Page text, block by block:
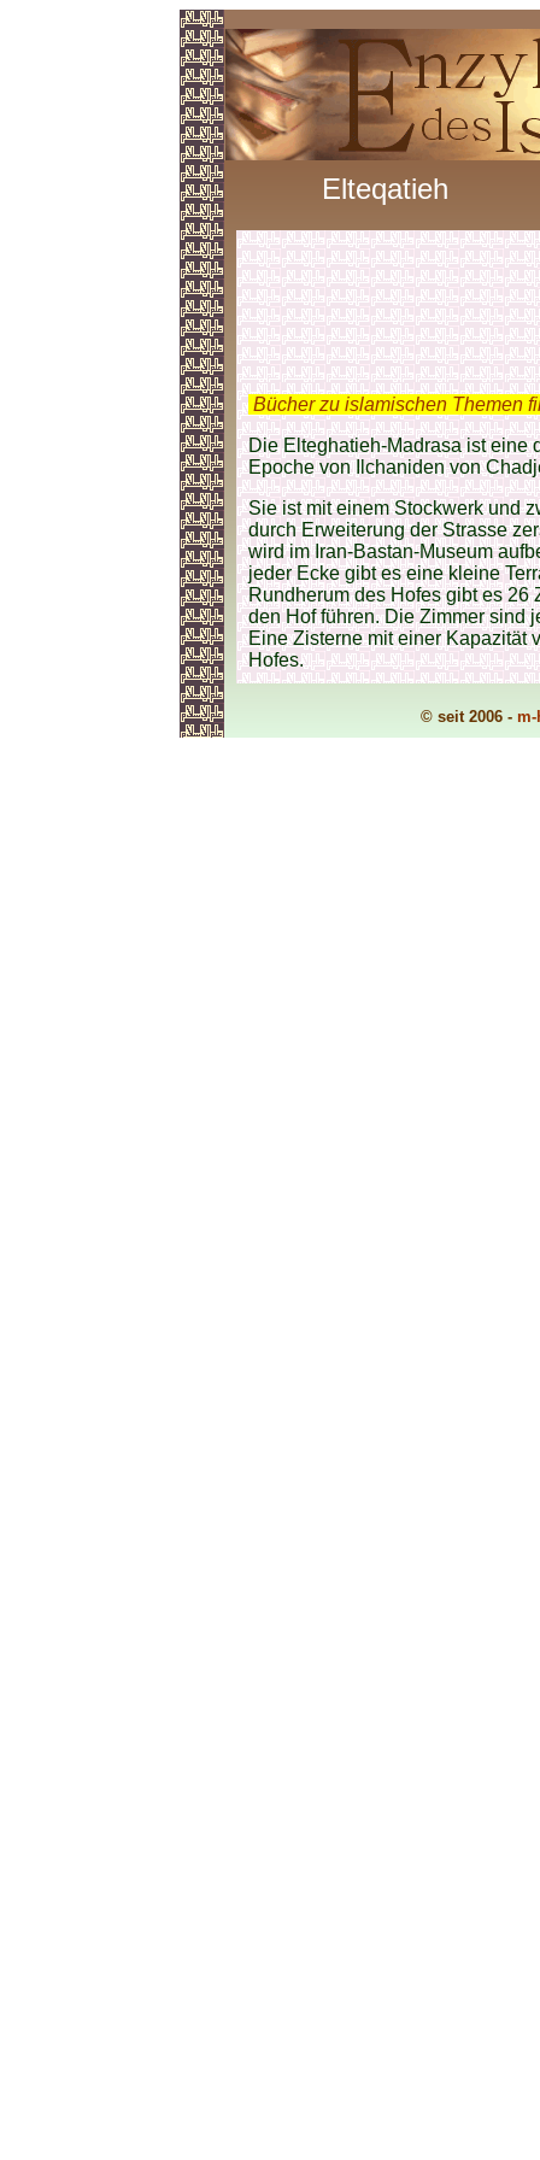
Elteqatieh
Bücher zu islamischen Themen
Die Elteghatieh-Madrasa ist eine
Epoche von Ilchaniden von
Sie ist mit einem Stockwerk und
durch Erweiterung der Strasse
wird im Iran-Bastan-Museum
jeder Ecke gibt es eine kleine
Rundherum des Hofes gibt es 26
den Hof führen. Die Zimmer sind
Eine Zisterne mit einer Kapazität
Hofes.
© seit 2006 - m-